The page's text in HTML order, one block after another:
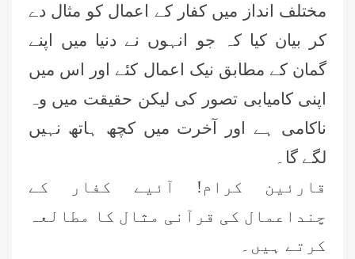
مختلف انداز میں کفار کے اعمال کو مثال دے
کر بیان کیا کہ جو انہوں نے دنیا میں اپنے
گمان کے مطابق نیک اعمال کئے اور اس میں
اپنی کامیابی ‏تصور کی لیکن حقیقت میں وہ
ناکامی ہے اور آخرت میں کچھ ہاتھ نہیں
لگے گا۔
قارئین کرام! آئیے کفار کے
چنداعمال کی قرآنی مثال کا مطالعہ
کرتے ہیں۔ ‏